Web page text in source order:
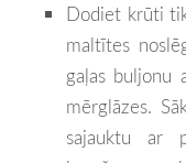
Dodiet krūti
maltītes
gaļas buljonu
mērglāzes.
sajauktu ar